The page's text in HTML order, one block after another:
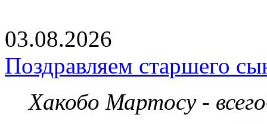
03.08.2026
Поздравляем старшего
Хакобо Мартосу -